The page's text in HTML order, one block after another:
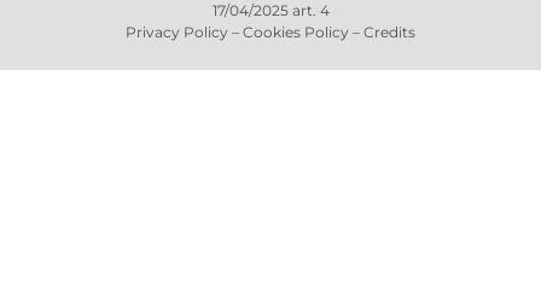
17/04/2025 art. 4
Privacy Policy – Cookies Policy – Credits